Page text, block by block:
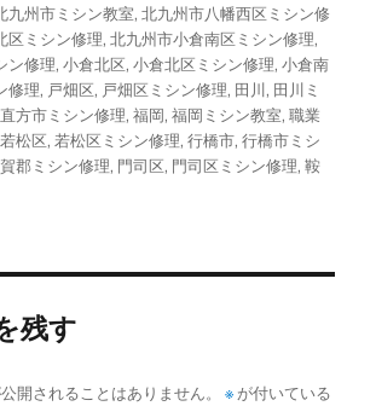
九州市ミシン教室,北九州市八幡西区ミシン修
区ミシン修理,北九州市小倉南区ミシン修理,
ン修理,小倉北区,小倉北区ミシン修理,小倉南
修理, 戸畑区, 戸畑区ミシン修理, 田川, 田川ミ
直方市ミシン修理,福岡,福岡ミシン教室,職業
若松区,若松区ミシン修理,行橋市,行橋市ミシ
郡ミシン修理, 門司区, 門司区ミシン修理,鞍
残す
開されることはありません。 ※ が付いている